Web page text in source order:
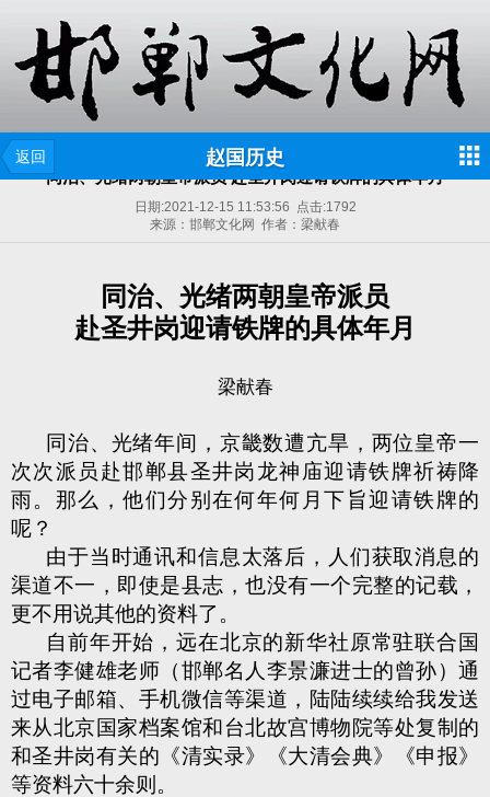
返回 赵国历史
同治、光绪两朝皇帝派员 赴圣井岗迎请铁牌的具体年月
日期:2021-12-15 11:53:56 点击:1792
来源：邯郸文化网 作者：梁献春
同治、光绪两朝皇帝派员
赴圣井岗迎请铁牌的具体年月
梁献春
同治、光绪年间，京畿数遭亢旱，两位皇帝一
次次派员赴邯郸县圣井岗龙神庙迎请铁牌祈祷降
雨。那么，他们分别在何年何月下旨迎请铁牌的
呢？
由于当时通讯和信息太落后，人们获取消息的
渠道不一，即使是县志，也没有一个完整的记载，
更不用说其他的资料了。
自前年开始，远在北京的新华社原常驻联合国
记者李健雄老师（邯郸名人李景濂进士的曾孙）通
过电子邮箱、手机微信等渠道，陆陆续续给我发送
来从北京国家档案馆和台北故宫博物院等处复制的
和圣井岗有关的《清实录》《大清会典》《申报》
等资料六十余则。